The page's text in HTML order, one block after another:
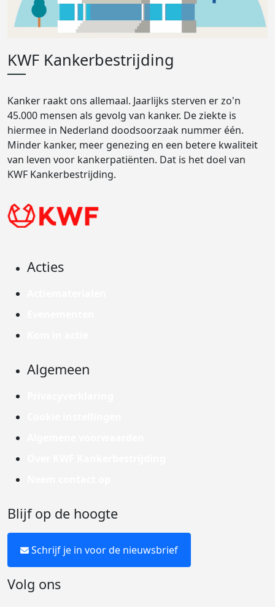
KWF Kankerbestrijding
Kanker raakt ons allemaal. Jaarlijks sterven er zo'n
45.000 mensen als gevolg van kanker. De ziekte is
hiermee in Nederland doodsoorzaak nummer één.
Minder kanker, meer genezing en een betere kwaliteit
van leven voor kankerpatiënten. Dat is het doel van
KWF Kankerbestrijding.
Acties
Algemeen
Blijf op de hoogte
Schrijf je in voor de nieuwsbrief
Volg ons